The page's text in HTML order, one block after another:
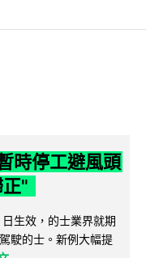
時停工避風頭
"
生效，的士業界就期
駛的士。新例大幅提